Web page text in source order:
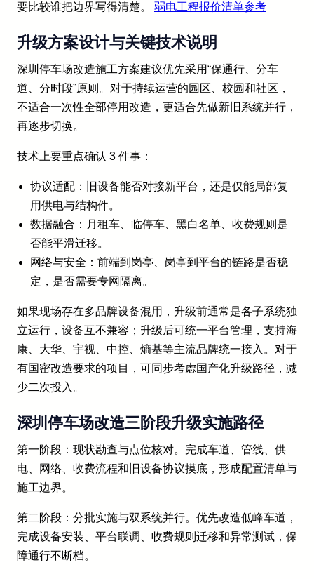
要比较谁把边界写得清楚。 弱电工程报价清单参考
升级方案设计与关键技术说明
深圳停车场改造施工方案建议优先采用“保通行、分车
道、分时段”原则。对于持续运营的园区、校园和社区，
不适合一次性全部停用改造，更适合先做新旧系统并行，
再逐步切换。
技术上要重点确认 3 件事：
协议适配：旧设备能否对接新平台，还是仅能局部复
用供电与结构件。
数据融合：月租车、临停车、黑白名单、收费规则是
否能平滑迁移。
网络与安全：前端到岗亭、岗亭到平台的链路是否稳
定，是否需要专网隔离。
如果现场存在多品牌设备混用，升级前通常是各子系统独
立运行，设备互不兼容；升级后可统一平台管理，支持海
康、大华、宇视、中控、熵基等主流品牌统一接入。对于
有国密改造要求的项目，可同步考虑国产化升级路径，减
少二次投入。
深圳停车场改造三阶段升级实施路径
第一阶段：现状勘查与点位核对。完成车道、管线、供
电、网络、收费流程和旧设备协议摸底，形成配置清单与
施工边界。
第二阶段：分批实施与双系统并行。优先改造低峰车道，
完成设备安装、平台联调、收费规则迁移和异常测试，保
障通行不断档。